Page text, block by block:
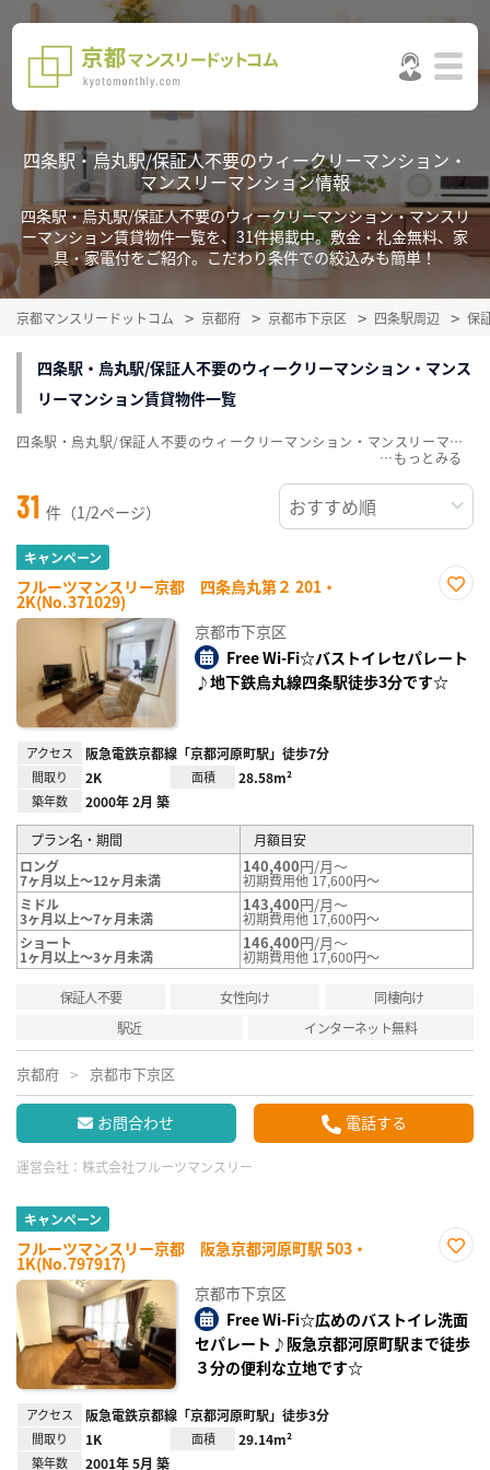
四条駅・烏丸駅/保証人不要のウィークリーマンション・
マンスリーマンション情報
四条駅・烏丸駅/保証人不要のウィークリーマンション・マンスリ
ーマンション賃貸物件一覧を、31件掲載中。敷金・礼金無料、家
具・家電付をご紹介。こだわり条件での絞込みも簡単！
京都マンスリードットコム 京都府 京都市下京区 四条駅周辺 保
四条駅・烏丸駅/保証人不要のウィークリーマンション・マンス
リーマンション賃貸物件一覧
31 件（1/2ページ）
キャンペーン
フルーツマンスリー京都 四条烏丸第２ 201・
2K(No.371029)
録
京都市下京区
Free Wi-Fi☆バストイレセパレート
♪地下鉄烏丸線四条駅徒歩3分です☆
アクセス 阪急電鉄京都線「京都河原町駅」徒歩7分
間取り 2K 面積 28.58m²
築年数 2000年 2月 築
プラン名・期間
月額目安
ロング
7ヶ月以上～12ヶ月未満
140,400円/月～
初期費用他 17,600円～
ミドル
3ヶ月以上～7ヶ月未満
143,400円/月～
初期費用他 17,600円～
ショート
1ヶ月以上～3ヶ月未満
146,400円/月～
初期費用他 17,600円～
保証人不要 女性向け
同棲向け
駅近
インターネット無料
京都府 京都市下京区
お問合わせ 電話する
運営会社： 株式会社フルーツマンスリー
キャンペーン
フルーツマンスリー京都 阪急京都河原町駅 503・
1K(No.797917)
録
京都市下京区
Free Wi-Fi☆広めのバストイレ洗面
セパレート♪阪急京都河原町駅まで徒歩
３分の便利な立地です☆
アクセス 阪急電鉄京都線「京都河原町駅」徒歩3分
間取り 1K 面積 29.14m²
築年数 2001年 5月 築
四条駅・烏丸駅/保証人不要のウィークリーマンション・マンスリーマンション賃貸物件一覧を、31件掲載中。敷金・礼金無料、家具・家電付をご紹介。こだわり条件での絞込みも簡単！
…